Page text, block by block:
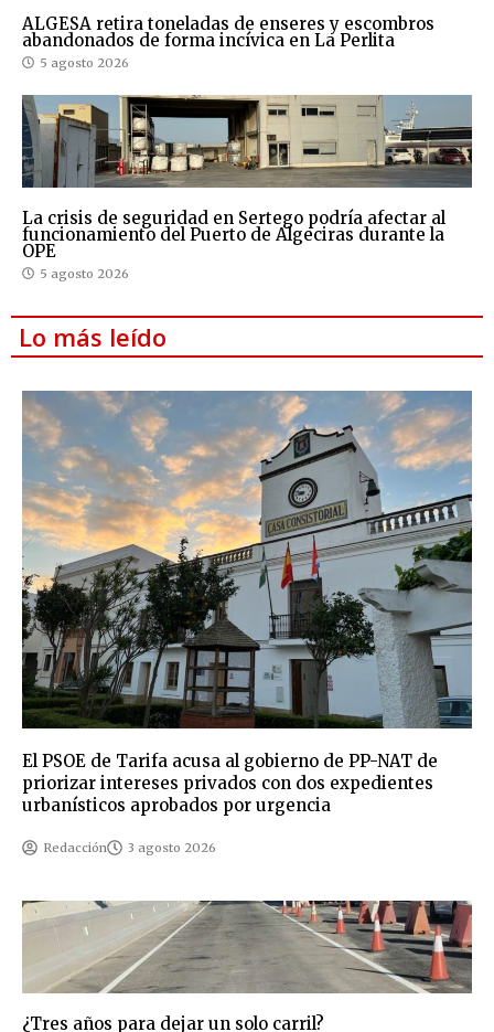
ALGESA retira toneladas de enseres y escombros
abandonados de forma incívica en La Perlita
5 agosto 2026
La crisis de seguridad en Sertego podría afectar al
funcionamiento del Puerto de Algeciras durante la
OPE
5 agosto 2026
Lo más leído
El PSOE de Tarifa acusa al gobierno de PP-NAT de
priorizar intereses privados con dos expedientes
urbanísticos aprobados por urgencia
Redacción 3 agosto 2026
¿Tres años para dejar un solo carril?